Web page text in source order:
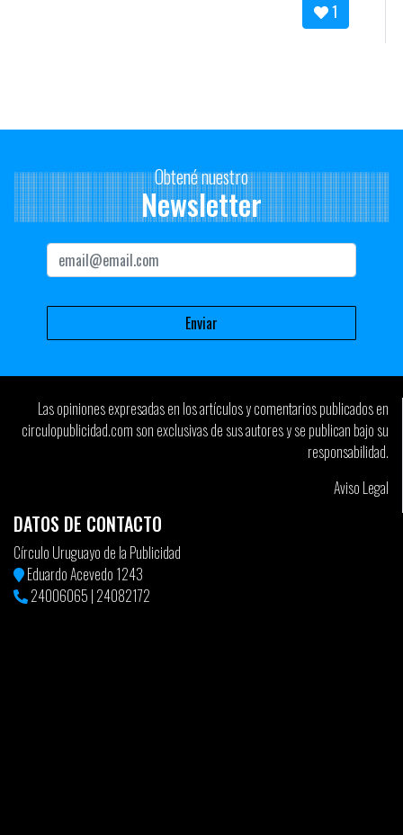
1
Obtené nuestro
Newsletter
Las opiniones expresadas en los artículos y comentarios publicados en
circulopublicidad.com son exclusivas de sus autores y se publican bajo su
responsabilidad.
Aviso Legal
DATOS DE CONTACTO
Círculo Uruguayo de la Publicidad
Eduardo Acevedo 1243
24006065 | 24082172